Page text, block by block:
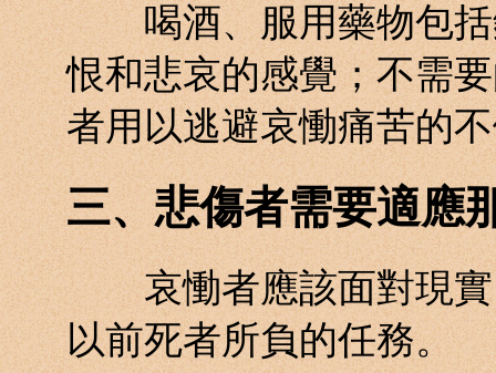
喝酒、服用藥物包括
恨和悲哀的感覺；不需
者用以逃避哀慟痛苦的
三、悲傷者需要適應
哀慟者應該面對現實
以前死者所負的任務。